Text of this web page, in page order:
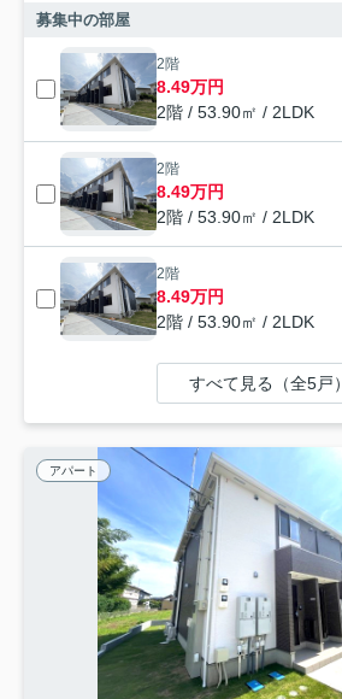
募集中の部屋
2階
8.49万円
2階 / 53.90㎡ / 2LDK
2階
8.49万円
2階 / 53.90㎡ / 2LDK
2階
8.49万円
2階 / 53.90㎡ / 2LDK
すべて見る（全5戸）
アパート